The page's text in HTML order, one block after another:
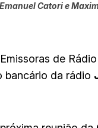
Catori e
de
bancário da rádio